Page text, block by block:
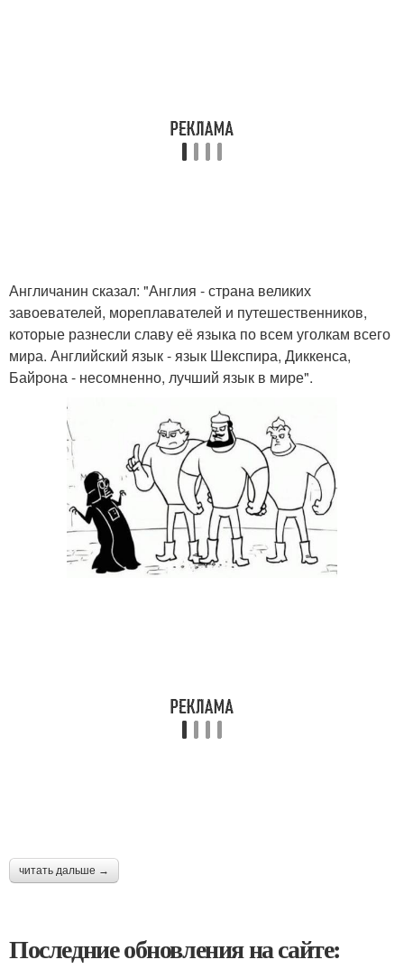
Англичанин сказал: "Англия - страна великих
завоевателей, мореплавателей и путешественников,
которые разнесли славу её языка по всем уголкам всего
мира. Английский язык - язык Шекспира, Диккенса,
Байрона - несомненно, лучший язык в мире".
читать дальше →
Последние обновления на сайте: